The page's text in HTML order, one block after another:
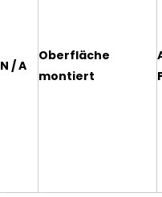
N / A
Oberfläche
montiert